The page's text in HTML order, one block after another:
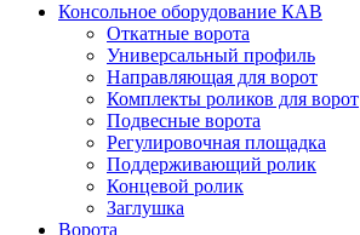
Консольное оборудование КАВ
Откатные ворота
Универсальный профиль
Направляющая для ворот
Комплекты роликов для ворот
Подвесные ворота
Регулировочная площадка
Поддерживающий ролик
Концевой ролик
Заглушка
Ворота